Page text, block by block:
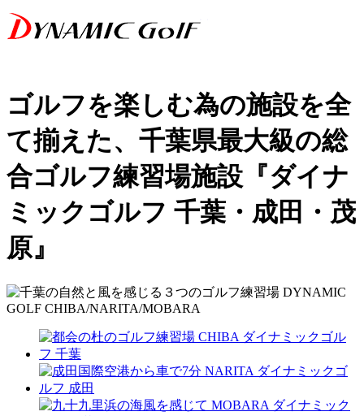
ゴルフを楽しむ為の施設を全
て揃えた、千葉県最大級の総
合ゴルフ練習場施設『ダイナ
ミックゴルフ 千葉・成田・茂
原』